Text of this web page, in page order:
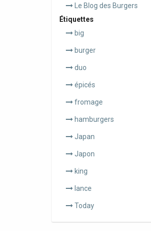
Le Blog des Burgers
Étiquettes
big
burger
duo
épicés
fromage
hamburgers
Japan
Japon
king
lance
Today